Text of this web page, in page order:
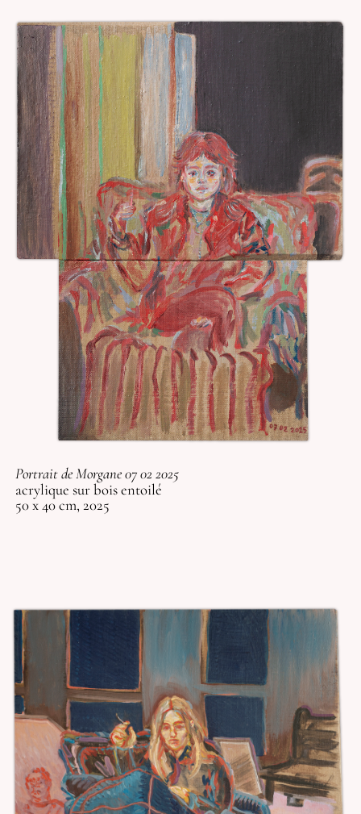
Portrait de Morgane 07 02 2025
acrylique sur bois entoilé
50 x 40 cm, 2025